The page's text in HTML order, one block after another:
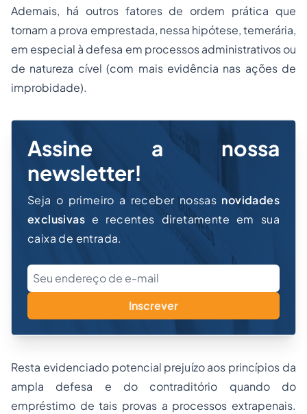
Ademais, há outros fatores de ordem prática que
tornam a prova emprestada, nessa hipótese, temerária,
em especial à defesa em processos administrativos ou
de natureza cível (com mais evidência nas ações de
improbidade).
Assine a nossa
newsletter!
Seja o primeiro a receber nossas novidades
exclusivas e recentes diretamente em sua
caixa de entrada.
Inscrever
Resta evidenciado potencial prejuízo aos princípios da
ampla defesa e do contraditório quando do
empréstimo de tais provas a processos extrapenais.